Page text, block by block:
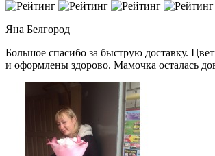
Яна Белгород
Большое спасибо за быструю доставку.
и оформлены здорово. Мамочка осталась